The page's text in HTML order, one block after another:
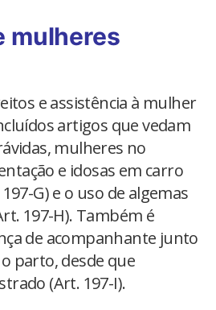
mulheres
e assistência à mulher
artigos que vedam
mulheres no
e idosas em carro
G) e o uso de algemas
197-H). Também é
de acompanhante junto
parto, desde que
(Art. 197-I).